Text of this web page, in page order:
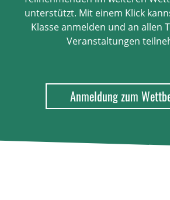
unterstützt. Mit einem Klick
Klasse anmelden und an allen
Veranstaltungen
Anmeldung zum